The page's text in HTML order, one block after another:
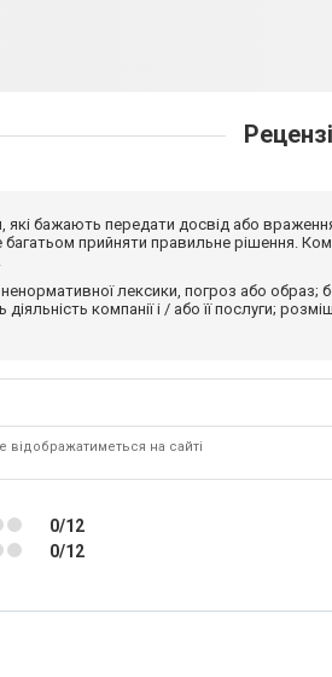
які бажають передати досвід або
прийняти правильне рішення.
лексики, погроз або образ;
компанії і / або її послуги;
відображатиметься на сайті
0/12
0/12